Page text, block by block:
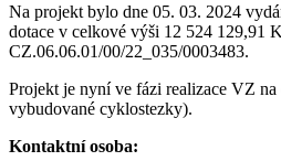
Na projekt bylo dne 05. 03. 2024
dotace v celkové výši 12 524 129,91
CZ.06.06.01/00/22_035/0003483.
Projekt je nyní ve fázi realizace VZ
vybudované cyklostezky).
Kontaktní osoba: